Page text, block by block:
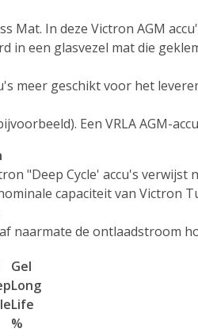
Mat. In deze Victron AGM
in een glasvezel mat die
meer geschikt voor het
Een VRLA AGM-
"Deep Cycle' accu's verwijst
capaciteit van Victron
naarmate de ontlaadstroom
Gel
Long
Life
%